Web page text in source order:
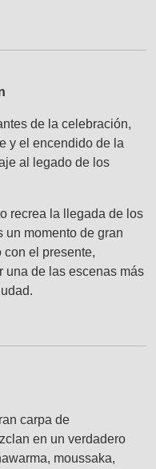
de la celebración,
y el encendido de la
al legado de los
recrea la llegada de los
un momento de gran
el presente,
una de las escenas más
carpa de
en un verdadero
moussaka,